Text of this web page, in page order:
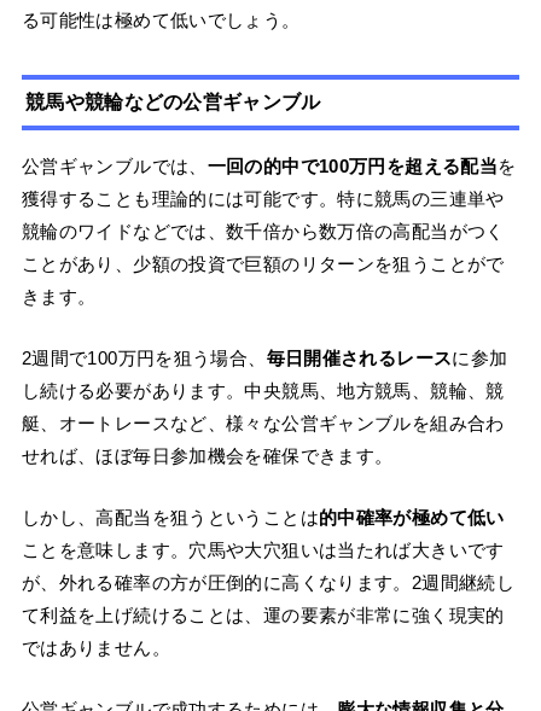
る可能性は極めて低いでしょう。
競馬や競輪などの公営ギャンブル
公営ギャンブルでは、 一回の的中で100万円を超える配当を
獲得することも理論的には可能です。特に競馬の三連単や
競輪のワイドなどでは、数千倍から数万倍の高配当がつく
ことがあり、少額の投資で巨額のリターンを狙うことがで
きます。
2週間で100万円を狙う場合、 毎日開催されるレースに参加
し続ける必要があります。中央競馬、地方競馬、競輪、競
艇、オートレースなど、様々な公営ギャンブルを組み合わ
せれば、ほぼ毎日参加機会を確保できます。
しかし、高配当を狙うということは的中確率が極めて低い
ことを意味します。穴馬や大穴狙いは当たれば大きいです
が、外れる確率の方が圧倒的に高くなります。2週間継続し
て利益を上げ続けることは、運の要素が非常に強く現実的
ではありません。